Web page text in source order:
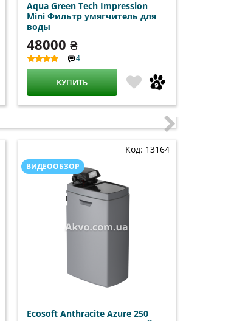
Aqua Green Tech Impression
Mini Фильтр умягчитель для
воды
48000 ₴
4
КУПИТЬ
Код: 13164
Ecosoft Anthracite Azure 250
ВИДЕООБЗОР